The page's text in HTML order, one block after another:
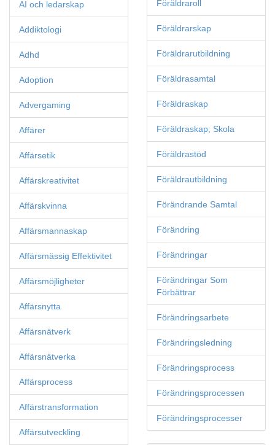
AI och ledarskap
Addiktologi
Adhd
Adoption
Advergaming
Affärer
Affärsetik
Affärskreativitet
Affärskvinna
Affärsmannaskap
Affärsmässig Effektivitet
Affärsmöjligheter
Affärsnytta
Affärsnätverk
Affärsnätverka
Affärsprocess
Affärstransformation
Affärsutveckling
Föräldraroll
Föräldrarskap
Föräldrarutbildning
Föräldrasamtal
Föräldraskap
Föräldraskap; Skola
Föräldrastöd
Föräldrautbildning
Förändrande Samtal
Förändring
Förändringar
Förändringar Som
Förbättrar
Förändringsarbete
Förändringsledning
Förändringsprocess
Förändringsprocessen
Förändringsprocesser